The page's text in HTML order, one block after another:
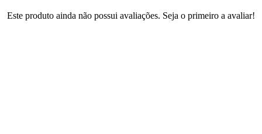
Este produto ainda não possui avaliações. Seja o primeiro a avaliar!